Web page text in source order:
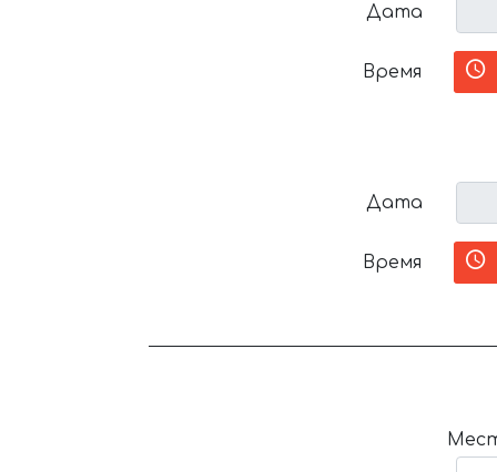
Дата
Время
Дата
Время